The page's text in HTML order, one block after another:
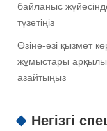
байланыс
түзетіңіз
Өзіне-өзі қызмет
жұмыстары
азайтыңыз
Негізгі